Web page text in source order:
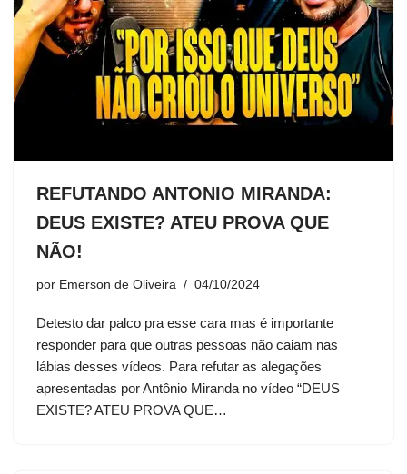
REFUTANDO ANTONIO MIRANDA:
DEUS EXISTE? ATEU PROVA QUE
NÃO!
por Emerson de Oliveira 04/10/2024
Detesto dar palco pra esse cara mas é importante
responder para que outras pessoas não caiam nas
lábias desses vídeos. Para refutar as alegações
apresentadas por Antônio Miranda no vídeo “DEUS
EXISTE? ATEU PROVA QUE…